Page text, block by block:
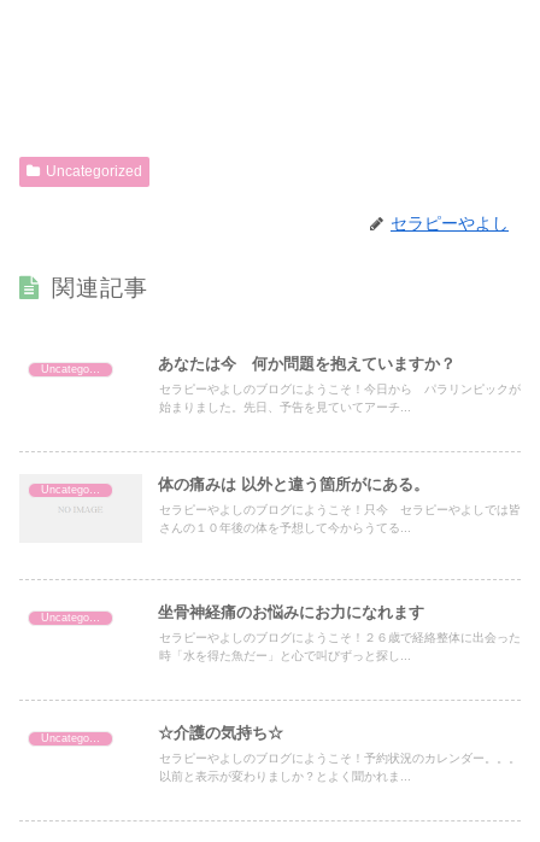
Uncategorized
セラピーやよし
関連記事
Uncategorized あなたは今 何か問題を抱えていますか？
セラピーやよしのブログにようこそ！今日から パラリンピックが
始まりました。先日、予告を見ていてアーチ...
Uncategorized 体の痛みは 以外と違う箇所がにある。
セラピーやよしのブログにようこそ！只今 セラピーやよしでは皆
さんの１０年後の体を予想して今からうてる...
坐骨神経痛のお悩みにお力になれます
セラピーやよしのブログにようこそ！２６歳で経絡整体に出会った
時「水を得た魚だー」と心で叫びずっと探し...
☆介護の気持ち☆
セラピーやよしのブログにようこそ！予約状況のカレンダー。。。
以前と表示が変わりましか？とよく聞かれま...